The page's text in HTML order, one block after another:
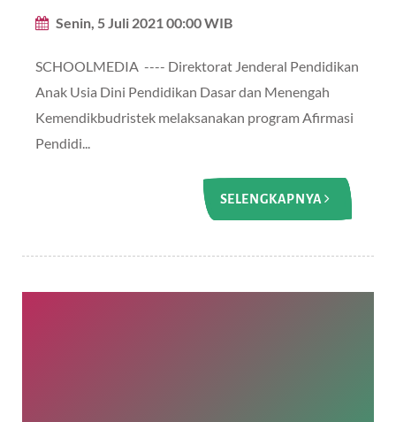
Senin, 5 Juli 2021 00:00 WIB
SCHOOLMEDIA ---- Direktorat Jenderal Pendidikan
Anak Usia Dini Pendidikan Dasar dan Menengah
Kemendikbudristek melaksanakan program Afirmasi
Pendidi...
SELENGKAPNYA